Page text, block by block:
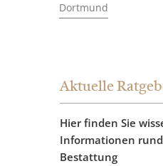
Dortmund
Aktuelle
Hier finden Sie
Informationen
Bestattung